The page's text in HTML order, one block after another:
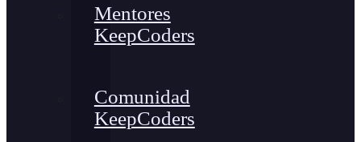
Mentores
KeepCoders
Comunidad
KeepCoders